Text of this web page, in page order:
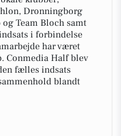
Dronningborg
Team Bloch samt
i forbindelse
har været
Conmedia Half blev
fælles indsats
blandt